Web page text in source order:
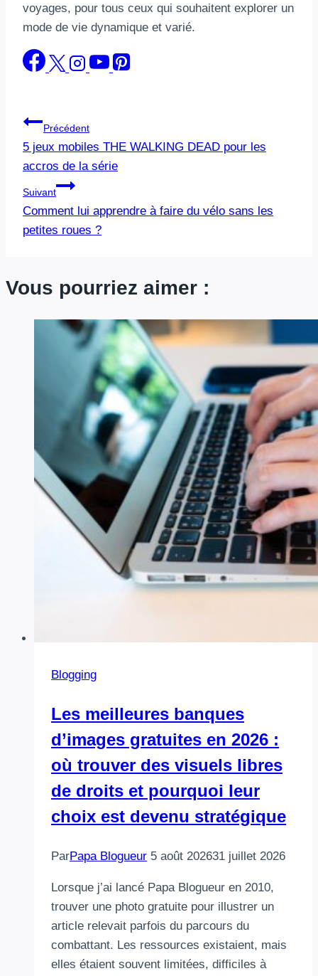
voyages, pour tous ceux qui souhaitent explorer un
mode de vie dynamique et varié.
Navigation
de
l’article
Précédent
5 jeux mobiles THE WALKING DEAD pour les
accros de la série
Suivant
Comment lui apprendre à faire du vélo sans les
petites roues ?
Vous pourriez aimer :
Blogging
Les meilleures banques
d’images gratuites en 2026 :
où trouver des visuels libres
de droits et pourquoi leur
choix est devenu stratégique
ParPapa Blogueur 5 août 202631 juillet 2026
Lorsque j’ai lancé Papa Blogueur en 2010,
trouver une photo gratuite pour illustrer un
article relevait parfois du parcours du
combattant. Les ressources existaient, mais
elles étaient souvent limitées, difficiles à